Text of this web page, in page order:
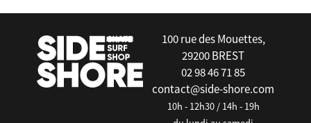
100 rue des Mouettes,
29200 BREST
02 98 46 71 85
contact@side-shore.com
10h - 12h30 / 14h - 19h